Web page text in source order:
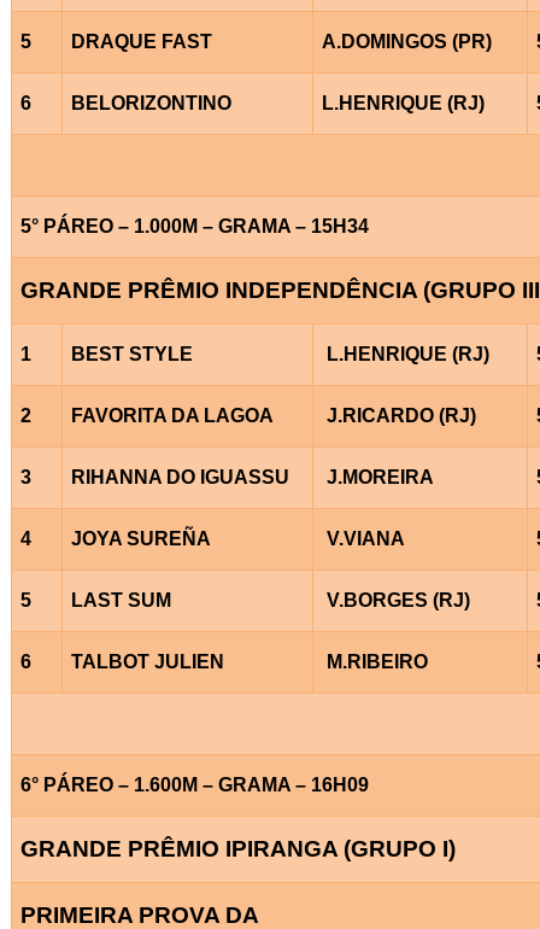
5 DRAQUE FAST A.DOMINGOS (PR)
6 BELORIZONTINO L.HENRIQUE (RJ)
5° PÁREO – 1.000M – GRAMA – 15H34
GRANDE PRÊMIO INDEPENDÊNCIA (GRUPO
1 BEST STYLE L.HENRIQUE (RJ)
2 FAVORITA DA LAGOA J.RICARDO (RJ)
3 RIHANNA DO IGUASSU J.MOREIRA
4 JOYA SUREÑA V.VIANA
5 LAST SUM V.BORGES (RJ)
6 TALBOT JULIEN M.RIBEIRO
6° PÁREO – 1.600M – GRAMA – 16H09
GRANDE PRÊMIO IPIRANGA (GRUPO I)
PRIMEIRA PROVA DA